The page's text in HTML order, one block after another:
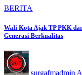
BERITA
Wali Kota Ajak TP PKK
Generasi Berkualitas
surgafmadmin